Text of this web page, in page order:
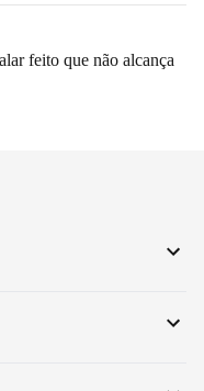
feito que não alcança